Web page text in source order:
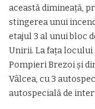
această dimineață,
stingerea unui
etajul 3 al unui bloc
Unirii. La fața locului
Pompieri Brezoi și
Vâlcea, cu 3
autospecială de